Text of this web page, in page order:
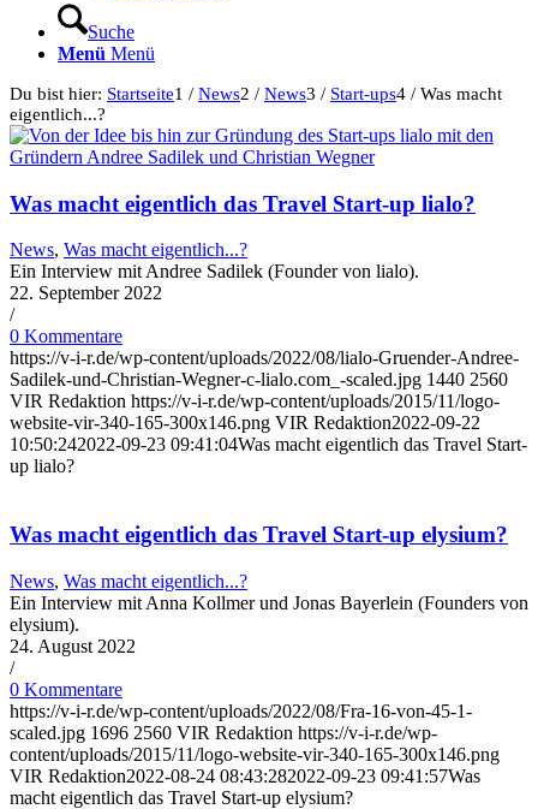
Suche
Menü Menü
Du bist hier: Startseite1 / News2 / News3 / Start-ups4 / Was macht
eigentlich...?
Was macht eigentlich das Travel Start-up lialo?
News, Was macht eigentlich...?
Ein Interview mit Andree Sadilek (Founder von lialo).
22. September 2022
/
0 Kommentare
https://v-i-r.de/wp-content/uploads/2022/08/lialo-Gruender-Andree-
Sadilek-und-Christian-Wegner-c-lialo.com_-scaled.jpg 1440 2560
VIR Redaktion https://v-i-r.de/wp-content/uploads/2015/11/logo-
website-vir-340-165-300x146.png VIR Redaktion2022-09-22
10:50:242022-09-23 09:41:04Was macht eigentlich das Travel Start-
up lialo?
Was macht eigentlich das Travel Start-up elysium?
News, Was macht eigentlich...?
Ein Interview mit Anna Kollmer und Jonas Bayerlein (Founders von
elysium).
24. August 2022
/
0 Kommentare
https://v-i-r.de/wp-content/uploads/2022/08/Fra-16-von-45-1-
scaled.jpg 1696 2560 VIR Redaktion https://v-i-r.de/wp-
content/uploads/2015/11/logo-website-vir-340-165-300x146.png
VIR Redaktion2022-08-24 08:43:282022-09-23 09:41:57Was
macht eigentlich das Travel Start-up elysium?